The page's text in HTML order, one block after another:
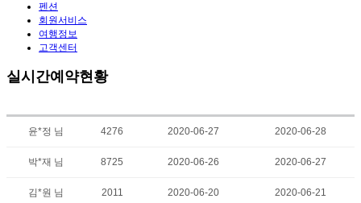
펜션
회원서비스
여행정보
고객센터
실시간예약현황
윤*정 님 4276 2020-06-27 2020-06-28
박*재 님 8725 2020-06-26 2020-06-27
김*원 님 2011 2020-06-20 2020-06-21